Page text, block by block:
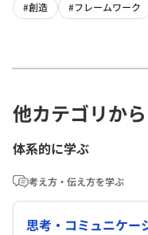
#創造 #フレームワーク
他カテゴリか
体系的に学ぶ
考え方・伝え方を学ぶ
思考・コミュニケー